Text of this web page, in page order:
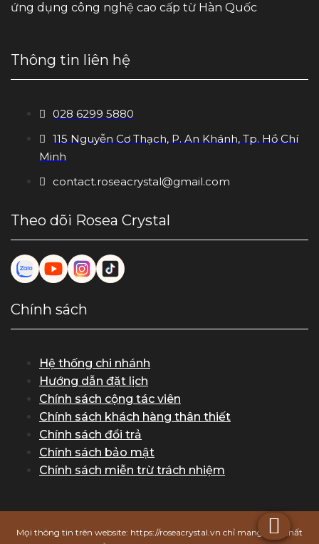
ứng dụng công nghệ cao cấp từ Hàn Quốc
Thông tin liên hệ
028 6299 5880
115 Nguyễn Cơ Thạch, P. An Khánh, Tp. Hồ Chí
Minh
contact.roseacrystal@gmail.com
Theo dõi Rosea Crystal
Chính sách
Hệ thống chi nhánh
Hướng dẫn đặt lịch
Chính sách cộng tác viên
Chính sách khách hàng thân thiết
Chính sách đổi trả
Chính sách bảo mật
Chính sách miễn trừ trách nhiệm
Mọi thông tin trên website: https://roseacrystal.vn chỉ mang tính chất